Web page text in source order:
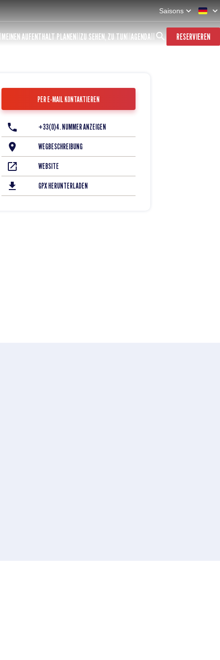
Saisons
MEINEN AUFENTHALT PLANEN ZU SEHEN, ZU TUN AGENDA RESERVIEREN
PER E-MAIL KONTAKTIEREN
+33(0)4. NUMMER ANZEIGEN
WEGBESCHREIBUNG
WEBSITE
GPX HERUNTERLADEN